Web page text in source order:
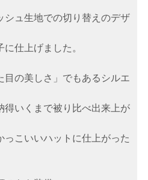
シュ生地での切り替えのデザ
仕上げました。
目の美しさ」でもあるシルエ
得いくまで被り比べ出来上が
っこいいハットに仕上がった